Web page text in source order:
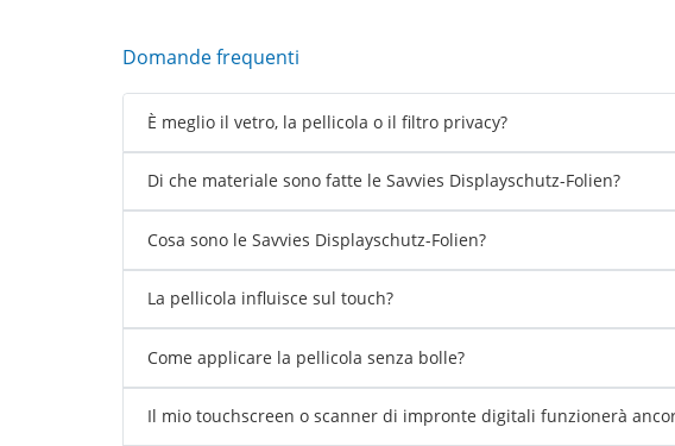
Domande frequenti
È meglio il vetro, la pellicola o il filtro privacy?
Di che materiale sono fatte le Savvies Displayschutz-Folien?
Cosa sono le Savvies Displayschutz-Folien?
La pellicola influisce sul touch?
Come applicare la pellicola senza bolle?
Il mio touchscreen o scanner di impronte digitali funzionerà